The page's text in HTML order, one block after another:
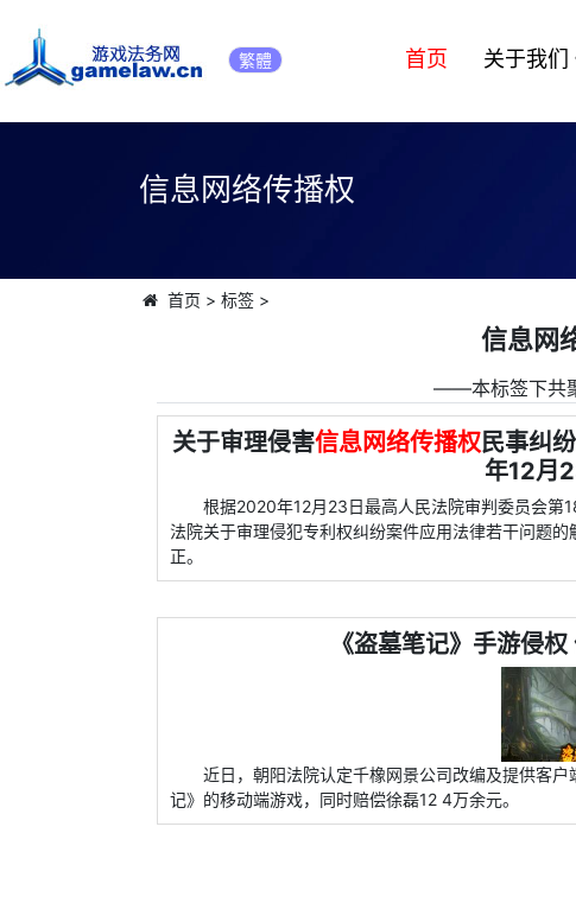
繁體 首页 关于我们
信息网络传播权
首页 > 标签>
信息网
――本标签下共
关于审理侵害信息网络传播权民事纠
年12月
根据2020年12月23日最高人民法院审判委员会第
法院关于审理侵犯专利权纠纷案件应用法律若干问题
正。
《盗墓笔记》手游侵
近日，朝阳法院认定千橡网景公司改编及提供客
记》的移动端游戏，同时赔偿徐磊12 4万余元。